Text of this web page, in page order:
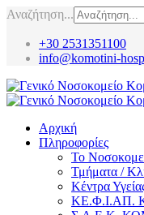
Αναζήτηση...
+30 2531351100
info@komotini-
Αρχική
Πληροφορίες
Το
Τμήματα /
Κέντρα
ΚΕ.Φ.Ι.ΑΠ.